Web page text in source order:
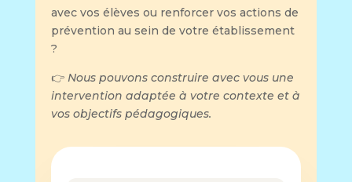
avec vos élèves ou renforcer vos actions de
prévention au sein de votre établissement
?
👉 Nous pouvons construire avec vous une
intervention adaptée à votre contexte et à
vos objectifs pédagogiques.